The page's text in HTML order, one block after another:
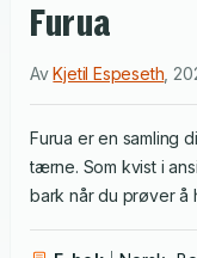
Furua
AvKjetil Espeseth
Furua er en samling
tærne. Som kvist i
bark når du prøver å
som det var. Og som